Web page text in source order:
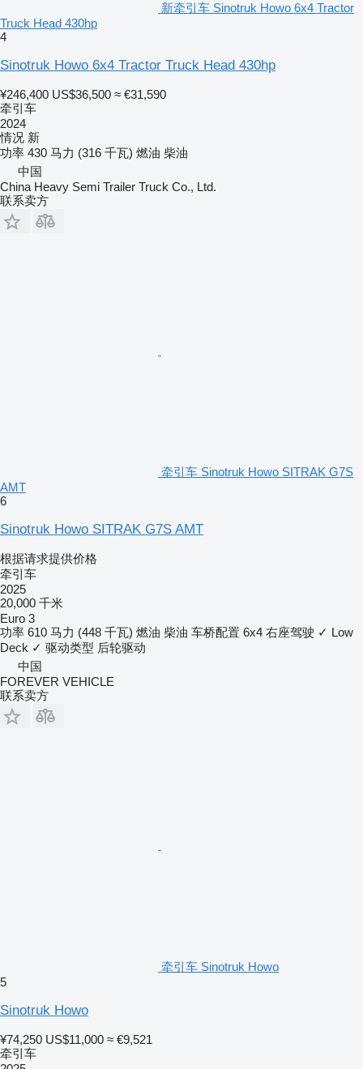
新牵引车 Sinotruk Howo 6x4 Tractor
Truck Head 430hp
4
Sinotruk Howo 6x4 Tractor Truck Head 430hp
¥246,400 US$36,500 ≈ €31,590
牵引车
2024
情况 新
功率 430 马力 (316 千瓦) 燃油 柴油
中国
China Heavy Semi Trailer Truck Co., Ltd.
联系卖方
牵引车 Sinotruk Howo SITRAK G7S
AMT
6
Sinotruk Howo SITRAK G7S AMT
根据请求提供价格
牵引车
2025
20,000 千米
Euro 3
功率 610 马力 (448 千瓦) 燃油 柴油 车桥配置 6x4 右座驾驶 ✓ Low
Deck ✓ 驱动类型 后轮驱动
中国
FOREVER VEHICLE
联系卖方
牵引车 Sinotruk Howo
5
Sinotruk Howo
¥74,250 US$11,000 ≈ €9,521
牵引车